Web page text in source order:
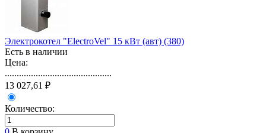
Электрокотел "ElectroVel" 15 кВт (авт) (380)
Есть в наличии
Цена:
.............................................
13 027,61 ₽
Количество: